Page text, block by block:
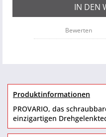
IN DEN
Bewerten
Produktinformationen
PROVARIO, das
einzigartigen